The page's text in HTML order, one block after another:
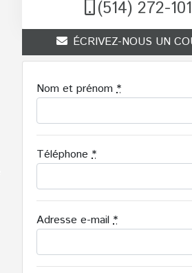
(514) 272-
ÉCRIVEZ-NOUS UN
Nom et prénom *
Téléphone *
Adresse e-mail *